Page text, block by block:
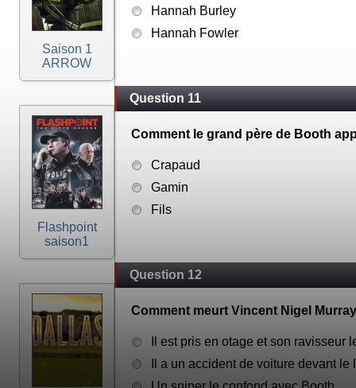
Saison 1
ARROW
Flashpoint
saison1
Hannah Burley
Hannah Fowler
Question 11
Comment le grand père de Booth
Crapaud
Gamin
Fils
Question 12
Comment meurt Vincent Nigel
Il est pris en otage et son ravisseur
Il a un accident de voiture devant le